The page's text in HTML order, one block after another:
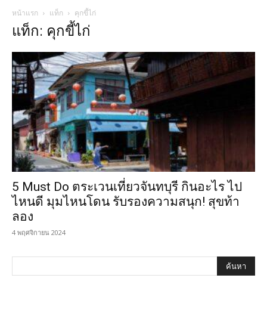
หน้าแรก แท็ก คุกขี้ไก่
แท็ก: คุกขี้ไก่
5 Must Do ตระเวนเที่ยวจันทบุรี กินอะไร ไป
ไหนดี มุมไหนโดน รับรองความสนุก! สุขท้า
ลอง
4 พฤศจิกายน 2024